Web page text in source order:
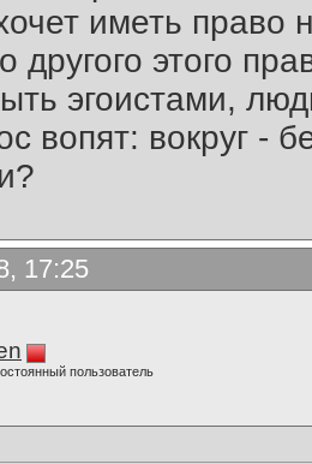
иметь право
другого этого
эгоистами,
вопят: вокруг -
17:25
пользователь